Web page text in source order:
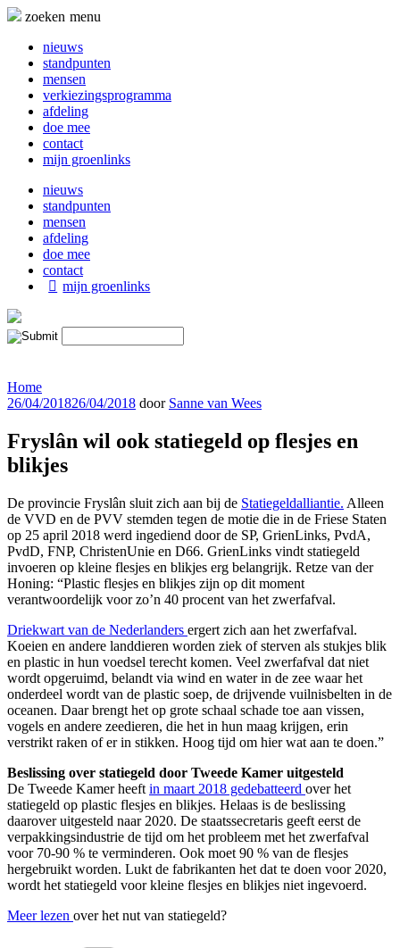
Naar
inhoud
springen
zoeken menu
nieuws
standpunten
mensen
verkiezingsprogramma
afdeling
doe mee
contact
mijn groenlinks
nieuws
standpunten
mensen
afdeling
doe mee
contact
mijn groenlinks
Home
Geplaatst
26/04/201826/04/2018 door Sanne van Wees
Fryslân wil ook statiegeld op flesjes en
blikjes
De provincie Fryslân sluit zich aan bij de Statiegeldalliantie. Alleen
de VVD en de PVV stemden tegen de motie die in de Friese Staten
op 25 april 2018 werd ingediend door de SP, GrienLinks, PvdA,
PvdD, FNP, ChristenUnie en D66. GrienLinks vindt statiegeld
invoeren op kleine flesjes en blikjes erg belangrijk. Retze van der
Honing: “Plastic flesjes en blikjes zijn op dit moment
verantwoordelijk voor zo’n 40 procent van het zwerfafval.
Driekwart van de Nederlanders ergert zich aan het zwerfafval.
Koeien en andere landdieren worden ziek of sterven als stukjes blik
en plastic in hun voedsel terecht komen. Veel zwerfafval dat niet
wordt opgeruimd, belandt via wind en water in de zee waar het
onderdeel wordt van de plastic soep, de drijvende vuilnisbelten in de
oceanen. Daar brengt het op grote schaal schade toe aan vissen,
vogels en andere zeedieren, die het in hun maag krijgen, erin
verstrikt raken of er in stikken. Hoog tijd om hier wat aan te doen.”
Beslissing over statiegeld door Tweede Kamer uitgesteld
De Tweede Kamer heeft in maart 2018 gedebatteerd over het
statiegeld op plastic flesjes en blikjes. Helaas is de beslissing
daarover uitgesteld naar 2020. De staatssecretaris geeft eerst de
verpakkingsindustrie de tijd om het probleem met het zwerfafval
voor 70-90 % te verminderen. Ook moet 90 % van de flesjes
hergebruikt worden. Lukt de fabrikanten het dat te doen voor 2020,
wordt het statiegeld voor kleine flesjes en blikjes niet ingevoerd.
Meer lezen over het nut van statiegeld?